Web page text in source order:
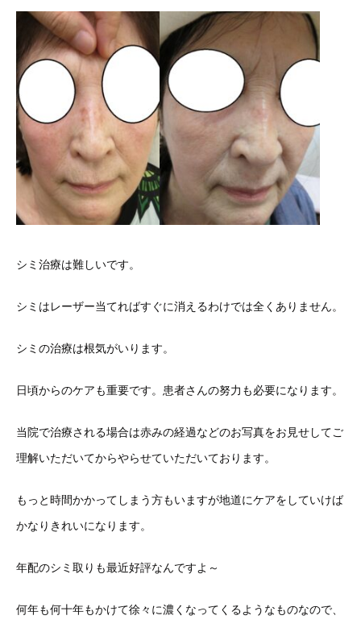
シミ治療は難しいです。
シミはレーザー当てればすぐに消えるわけでは全くありません。
シミの治療は根気がいります。
日頃からのケアも重要です。患者さんの努力も必要になります。
当院で治療される場合は赤みの経過などのお写真をお見せしてご
理解いただいてからやらせていただいております。
もっと時間かかってしまう方もいますが地道にケアをしていけば
かなりきれいになります。
年配のシミ取りも最近好評なんですよ～
何年も何十年もかけて徐々に濃くなってくるようなものなので、